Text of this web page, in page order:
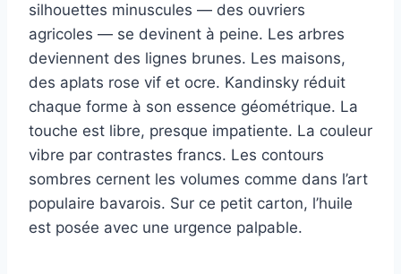
silhouettes minuscules — des ouvriers
agricoles — se devinent à peine. Les arbres
deviennent des lignes brunes. Les maisons,
des aplats rose vif et ocre. Kandinsky réduit
chaque forme à son essence géométrique. La
touche est libre, presque impatiente. La couleur
vibre par contrastes francs. Les contours
sombres cernent les volumes comme dans l’art
populaire bavarois. Sur ce petit carton, l’huile
est posée avec une urgence palpable.